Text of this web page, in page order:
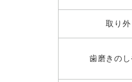
取り外
歯磨きの